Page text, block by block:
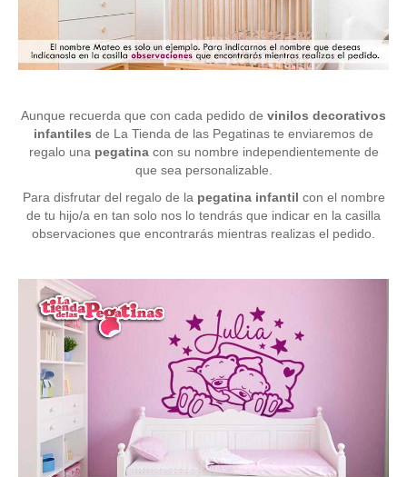
Aunque recuerda que con cada pedido de vinilos decorativos
infantiles de La Tienda de las Pegatinas te enviaremos de
regalo una pegatinacon su nombre independientemente de
que sea personalizable.
Para disfrutar del regalo de la pegatina infantil con el nombre
de tu hijo/a en tan solo nos lo tendrás que indicar en la casilla
observaciones que encontrarás mientras realizas el pedido.